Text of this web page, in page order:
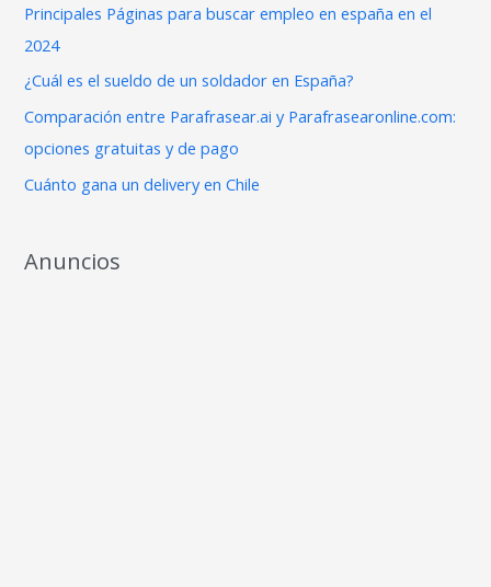
r
:
Principales Páginas para buscar empleo en españa en el
2024
¿Cuál es el sueldo de un soldador en España?
Comparación entre Parafrasear.ai y Parafrasearonline.com:
opciones gratuitas y de pago
Cuánto gana un delivery en Chile
Anuncios